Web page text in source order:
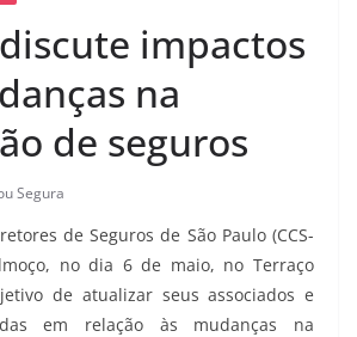
impactos
na
de seguros
Segura
de Seguros de São Paulo (CCS-
no dia 6 de maio, no Terraço
de atualizar seus associados e
em relação às mudanças na